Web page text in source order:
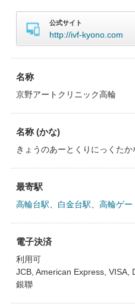
公式サイト
http://ivf-kyono.com
名称
京野アートクリニック高輪
名称 (かな)
きょうのあーとくりにっくたか
最寄駅
高輪台駅 白金台駅 高輪ゲー
電子決済
利用可
JCB, American Express, VISA,
銀聯